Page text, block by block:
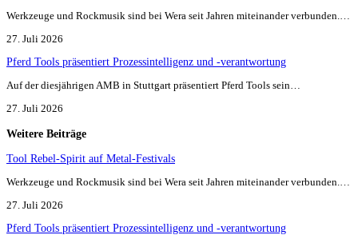
Werkzeuge und Rockmusik sind bei Wera seit Jahren miteinander verbunden.…
27. Juli 2026
Pferd Tools präsentiert Prozessintelligenz und -verantwortung
Auf der diesjährigen AMB in Stuttgart präsentiert Pferd Tools sein…
27. Juli 2026
Weitere Beiträge
Tool Rebel-Spirit auf Metal-Festivals
Werkzeuge und Rockmusik sind bei Wera seit Jahren miteinander verbunden.…
27. Juli 2026
Pferd Tools präsentiert Prozessintelligenz und -verantwortung